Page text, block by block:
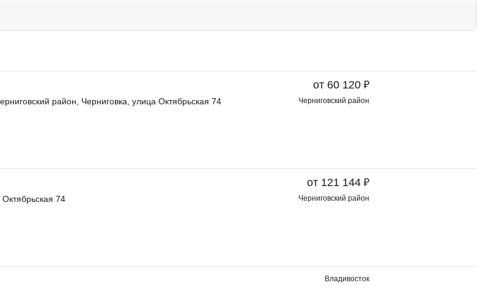
от 60 120 ₽
Черниговский район
район, Черниговка, улица Октябрьская 74
от 121 144 ₽
Черниговский район
74
Владивосток